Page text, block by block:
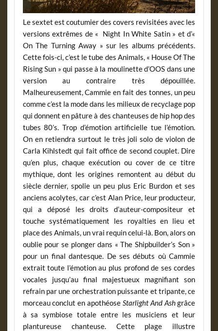
Le sextet est coutumier des covers revisitées avec les
versions extrêmes de « Night In White Satin » et d’«
On The Turning Away » sur les albums précédents.
Cette fois-ci, c’est le tube des Animals, « House Of The
Rising Sun » qui passe à la moulinette d’OOS dans une
version au contraire très dépouillée.
Malheureusement, Cammie en fait des tonnes, un peu
comme c’est la mode dans les milieux de recyclage pop
qui donnent en pâture à des chanteuses de hip hop des
tubes 80’s. Trop d’émotion artificielle tue l’émotion.
On en retiendra surtout le très joli solo de violon de
Carla Kihlstedt qui fait office de second couplet. Dire
qu’en plus, chaque exécution ou cover de ce titre
mythique, dont les origines remontent au début du
siècle dernier, spolie un peu plus Eric Burdon et ses
anciens acolytes, car c’est Alan Price, leur producteur,
qui a déposé les droits d’auteur-compositeur et
touche systématiquement les royalties en lieu et
place des Animals, un vrai requin celui-là. Bon, alors on
oublie pour se plonger dans « The Shipbuilder’s Son »
pour un final dantesque. De ses débuts où Cammie
extrait toute l’émotion au plus profond de ses cordes
vocales jusqu’au final majestueux magnifiant son
refrain par une orchestration puissante et tripante, ce
morceau conclut en apothéose Starlight And Ashgrâce
à sa symbiose totale entre les musiciens et leur
plantureuse chanteuse. Cette plage illustre